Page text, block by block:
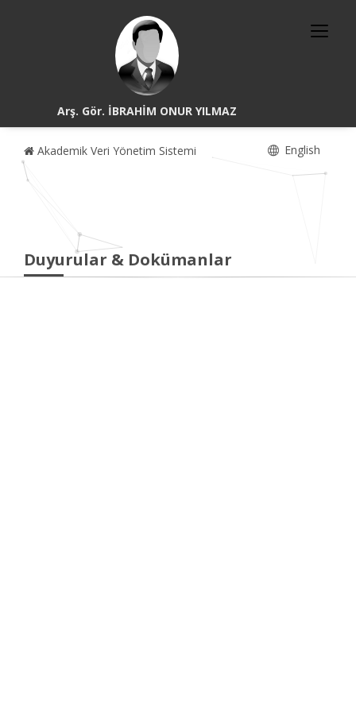
Arş. Gör. İBRAHİM ONUR YILMAZ
Akademik Veri Yönetim Sistemi English
Duyurular & Dokümanlar